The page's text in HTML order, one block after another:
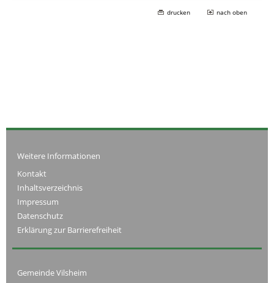
drucken nach oben
Weitere Informationen
Kontakt
Inhaltsverzeichnis
Impressum
Datenschutz
Erklärung zur Barrierefreiheit
Gemeinde Vilsheim